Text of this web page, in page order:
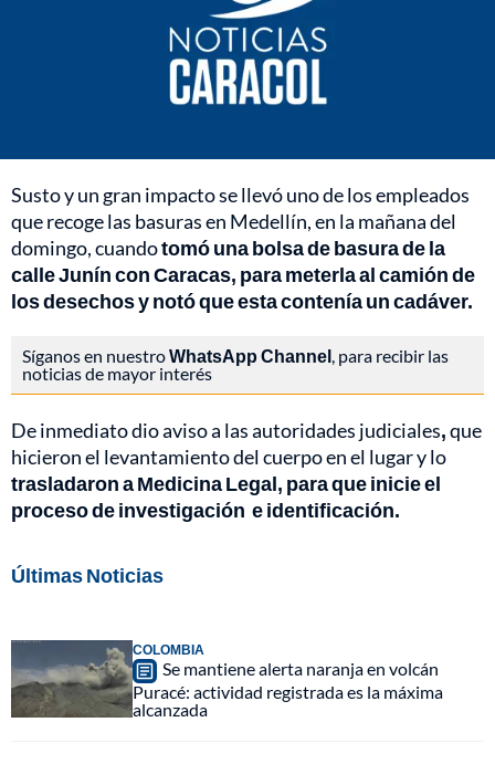
Susto y un gran impacto se llevó uno de los empleados
que recoge las basuras en Medellín, en la mañana del
domingo, cuandotomó una bolsa de basura de la
calle Junín con Caracas, para meterla al camión de
los desechos y notó que esta contenía un cadáver.
Síganos en nuestroWhatsApp Channel, para recibir las
noticias de mayor interés
De inmediato dio aviso a las autoridades judiciales,que
hicieron el levantamiento del cuerpo en el lugar y lo
trasladaron a Medicina Legal, para que inicie el
proceso de investigación e identificación.
Últimas Noticias
COLOMBIA
Se mantiene alerta naranja en volcán
Puracé: actividad registrada es la máxima
alcanzada